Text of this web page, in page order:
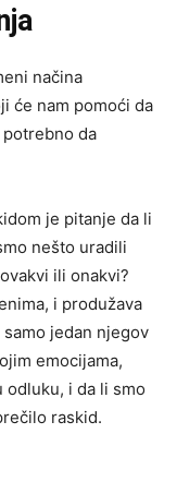
načina
će nam pomoći da
da
je pitanje da li
nešto uradili
ili onakvi?
i produžava
jedan njegov
emocijama,
i da li smo
raskid.